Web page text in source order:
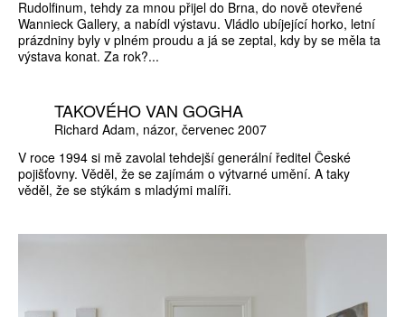
Rudolfinum, tehdy za mnou přijel do Brna, do nově otevřené
Wannieck Gallery, a nabídl výstavu. Vládlo ubíjející horko, letní
prázdniny byly v plném proudu a já se zeptal, kdy by se měla ta
výstava konat. Za rok?...
TAKOVÉHO VAN GOGHA
Richard Adam názor červenec 2007
V roce 1994 si mě zavolal tehdejší generální ředitel České
pojišťovny. Věděl, že se zajímám o výtvarné umění. A taky
věděl, že se stýkám s mladými malíři.